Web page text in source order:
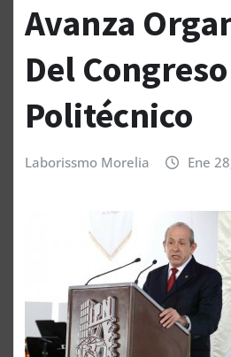
Avanza
Del Congreso
Politécnico
Laborissmo Morelia Ene